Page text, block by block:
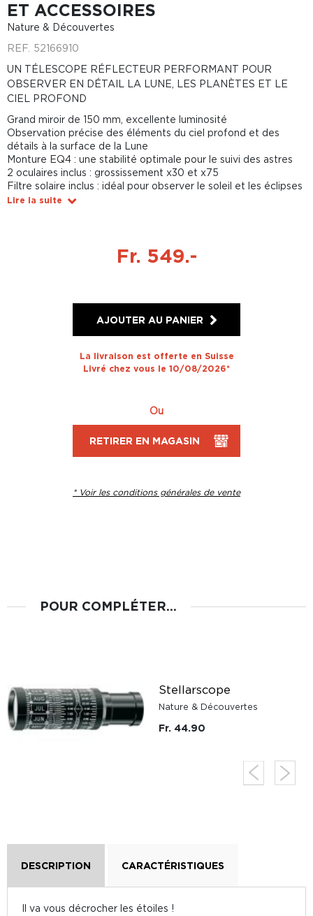
ET ACCESSOIRES
Nature & Découvertes
REF. 52166910
UN TÉLESCOPE RÉFLECTEUR PERFORMANT POUR
OBSERVER EN DÉTAIL LA LUNE, LES PLANÈTES ET LE
CIEL PROFOND
Grand miroir de 150 mm, excellente luminosité
Observation précise des éléments du ciel profond et des
détails à la surface de la Lune
Monture EQ4 : une stabilité optimale pour le suivi des astres
2 oculaires inclus : grossissement x30 et x75
Filtre solaire inclus : idéal pour observer le soleil et les éclipses
Lire la suite
Fr. 549.-
AJOUTER AU PANIER
La livraison est offerte en Suisse
Livré chez vous le 10/08/2026*
Ou
RETIRER EN MAGASIN
* Voir les conditions générales de vente
POUR COMPLÉTER...
Stellarscope
Nature & Découvertes
Fr. 44.90
DESCRIPTION CARACTÉRISTIQUES
Il va vous décrocher les étoiles !